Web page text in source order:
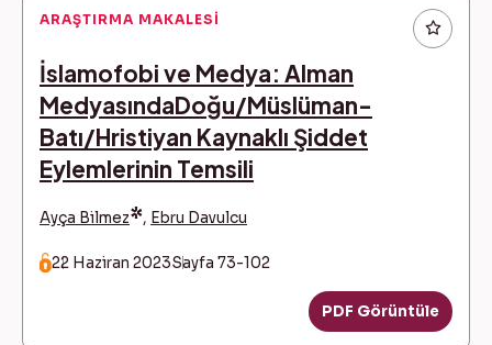
ARAŞTIRMA MAKALESI
İslamofobi ve Medya: Alman
MedyasındaDoğu/Müslüman-
Batı/Hristiyan Kaynaklı Şiddet
Eylemlerinin Temsili
Ayça Bilmez*, Ebru Davulcu
22 Haziran 2023Sayfa 73-102
PDF Görüntüle